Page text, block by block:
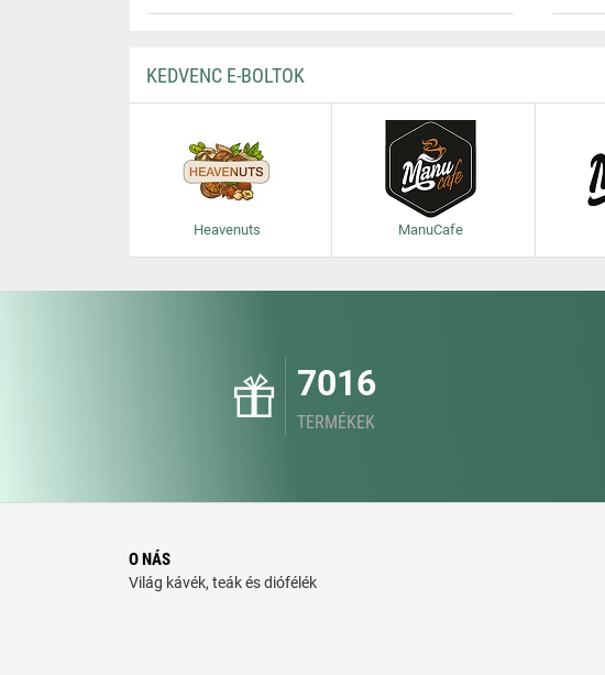
KEDVENC E-BOLTOK
Heavenuts ManuCafe
7016
TERMÉKEK
O NÁS
Világ kávék, teák és diófélék